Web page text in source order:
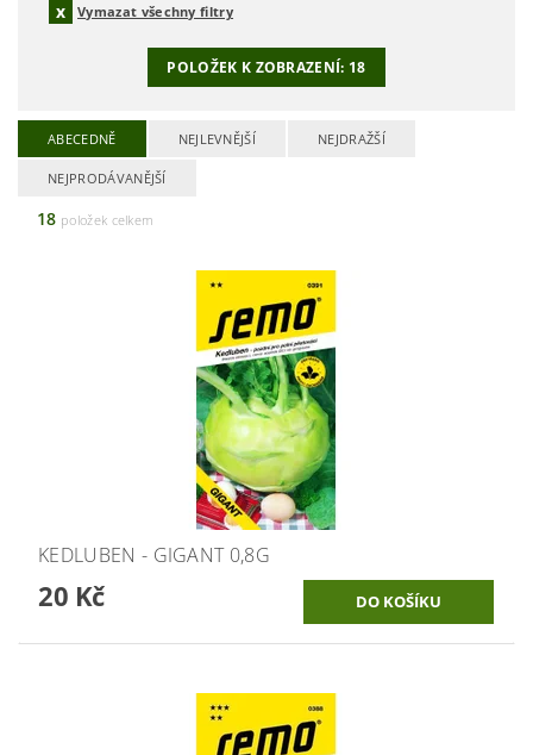
Vymazat všechny filtry
POLOŽEK K ZOBRAZENÍ: 18
ABECEDNĚ NEJLEVNĚJŠÍ NEJDRAŽŠÍ
NEJPRODÁVANĚJŠÍ
18 položek celkem
KEDLUBEN - GIGANT 0,8G
20 Kč